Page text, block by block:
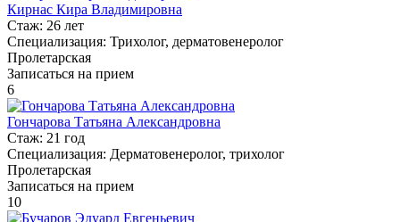
Кирнас Кира Владимировна
Стаж: 26 лет
Специализация: Трихолог, дерматовенеролог
Пролетарская
Записаться на прием
6
Гончарова Татьяна Александровна
Стаж: 21 год
Специализация: Дерматовенеролог, трихолог
Пролетарская
Записаться на прием
10